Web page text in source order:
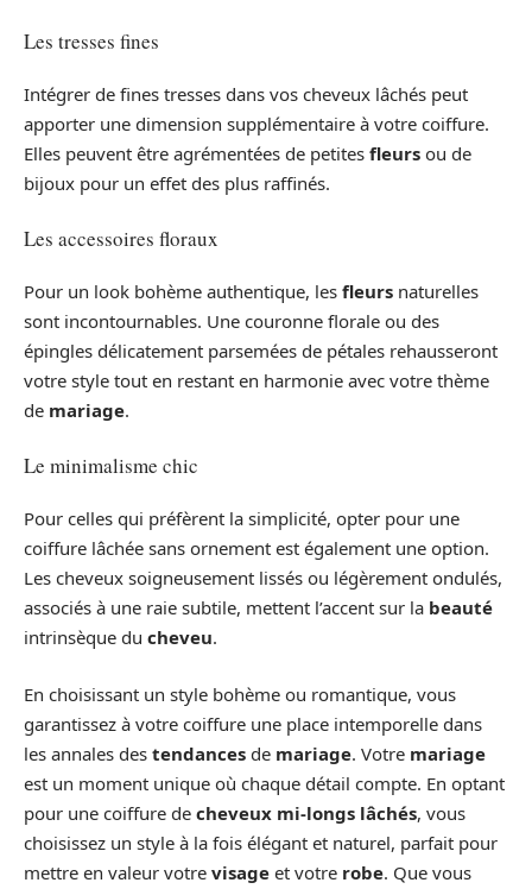
Les tresses fines
Intégrer de fines tresses dans vos cheveux lâchés peut
apporter une dimension supplémentaire à votre coiffure.
Elles peuvent être agrémentées de petites fleurs ou de
bijoux pour un effet des plus raffinés.
Les accessoires floraux
Pour un look bohème authentique, les fleurs naturelles
sont incontournables. Une couronne florale ou des
épingles délicatement parsemées de pétales rehausseront
votre style tout en restant en harmonie avec votre thème
de mariage.
Le minimalisme chic
Pour celles qui préfèrent la simplicité, opter pour une
coiffure lâchée sans ornement est également une option.
Les cheveux soigneusement lissés ou légèrement ondulés,
associés à une raie subtile, mettent l’accent sur la beauté
intrinsèque du cheveu.
En choisissant un style bohème ou romantique, vous
garantissez à votre coiffure une place intemporelle dans
les annales des tendances de mariage. Votre mariage
est un moment unique où chaque détail compte. En optant
pour une coiffure de cheveux mi-longs lâchés, vous
choisissez un style à la fois élégant et naturel, parfait pour
mettre en valeur votre visage et votre robe. Que vous